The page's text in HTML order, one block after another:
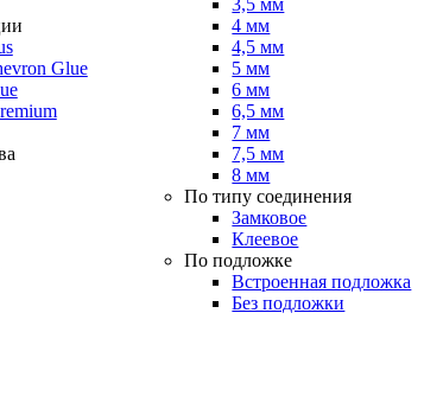
Glue
4 мм
4,5 мм
5 мм
6 мм
6,5 мм
7 мм
7,5 мм
8 мм
По типу соединения
Замковое
Клеевое
По подложке
Встроенная подложка
Без подложки